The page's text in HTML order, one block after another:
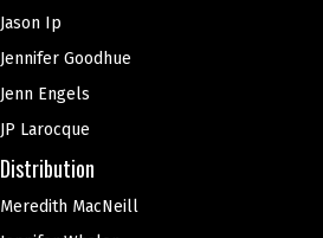
Jason Ip
Jennifer Goodhue
Jenn Engels
JP Larocque
Distribution
Meredith MacNeill